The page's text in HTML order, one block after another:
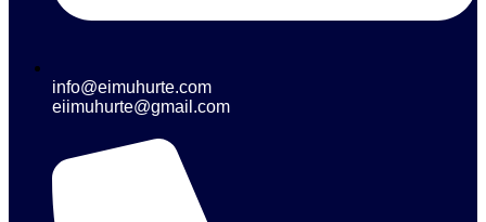
info@eimuhurte.com
eiimuhurte@gmail.com